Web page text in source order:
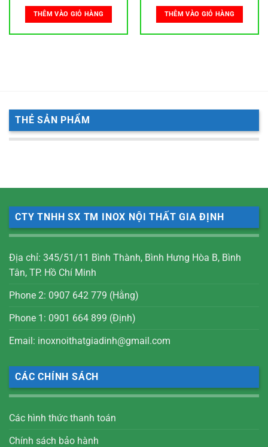
THÊM VÀO GIỎ HÀNG THÊM VÀO GIỎ HÀNG
THẺ SẢN PHẨM
CTY TNHH SX TM INOX NỘI THẤT GIA ĐỊNH
Địa chỉ: 345/51/11 Bình Thành, Bình Hưng Hòa B, Bình
Tân, TP. Hồ Chí Minh
Phone 2: 0907 642 779 (Hằng)
Phone 1: 0901 664 899 (Định)
Email: inoxnoithatgiadinh@gmail.com
CÁC CHÍNH SÁCH
Các hình thức thanh toán
Chính sách bảo hành